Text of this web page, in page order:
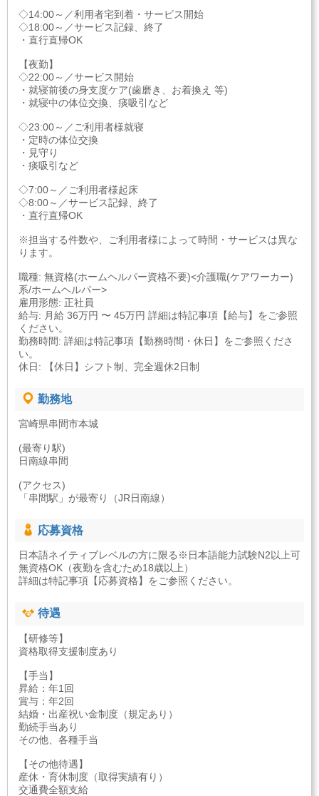
◇14:00～／利用者宅到着・サービス開始
◇18:00～／サービス記録、終了
・直行直帰OK
【夜勤】
◇22:00～／サービス開始
・就寝前後の身支度ケア(歯磨き、お着換え 等)
・就寝中の体位交換、痰吸引など
◇23:00～／ご利用者様就寝
・定時の体位交換
・見守り
・痰吸引など
◇7:00～／ご利用者様起床
◇8:00～／サービス記録、終了
・直行直帰OK
※担当する件数や、ご利用者様によって時間・サービスは異な
ります。
職種: 無資格(ホームヘルパー資格不要)<介護職(ケアワーカー)
系/ホームヘルパー>
雇用形態: 正社員
給与: 月給 36万円 〜 45万円 詳細は特記事項【給与】をご参照
ください。
勤務時間: 詳細は特記事項【勤務時間・休日】をご参照くださ
い。
休日: 【休日】シフト制、完全週休2日制
勤務地
宮崎県串間市本城
(最寄り駅)
日南線串間
(アクセス)
「串間駅」が最寄り（JR日南線）
応募資格
日本語ネイティブレベルの方に限る※日本語能力試験N2以上可
無資格OK（夜勤を含むため18歳以上）
詳細は特記事項【応募資格】をご参照ください。
待遇
【研修等】
資格取得支援制度あり
【手当】
昇給：年1回
賞与：年2回
結婚・出産祝い金制度（規定あり）
勤続手当あり
その他、各種手当
【その他待遇】
産休・育休制度（取得実績有り）
交通費全額支給